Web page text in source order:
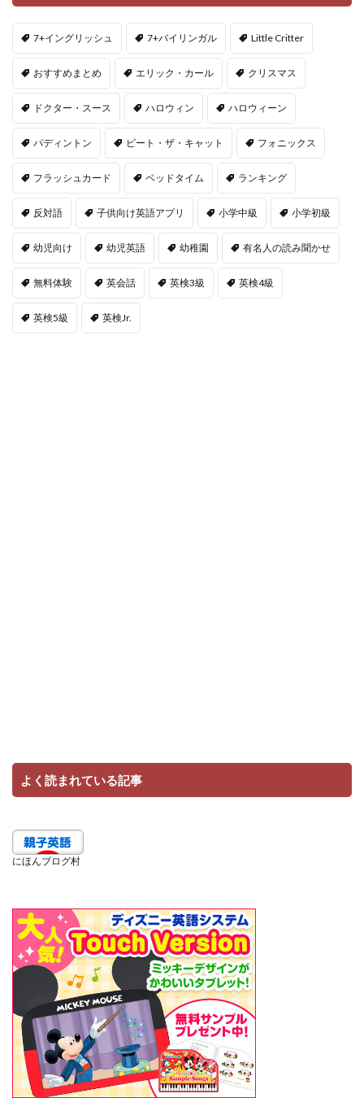
7+イングリッシュ 7+バイリンガル Little Critter
おすすめまとめ エリック・カール クリスマス
ドクター・スース ハロウィン ハロウィーン
パディントン ピート・ザ・キャット フォニックス
フラッシュカード ベッドタイム ランキング
反対語 子供向け英語アプリ 小学中級 小学初級
幼児向け 幼児英語 幼稚園 有名人の読み聞かせ
無料体験 英会話 英検3級 英検4級
英検5級 英検Jr.
よく読まれている記事
にほんブログ村